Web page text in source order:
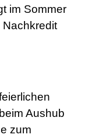
im Sommer
Nachkredit
Aushub
zum